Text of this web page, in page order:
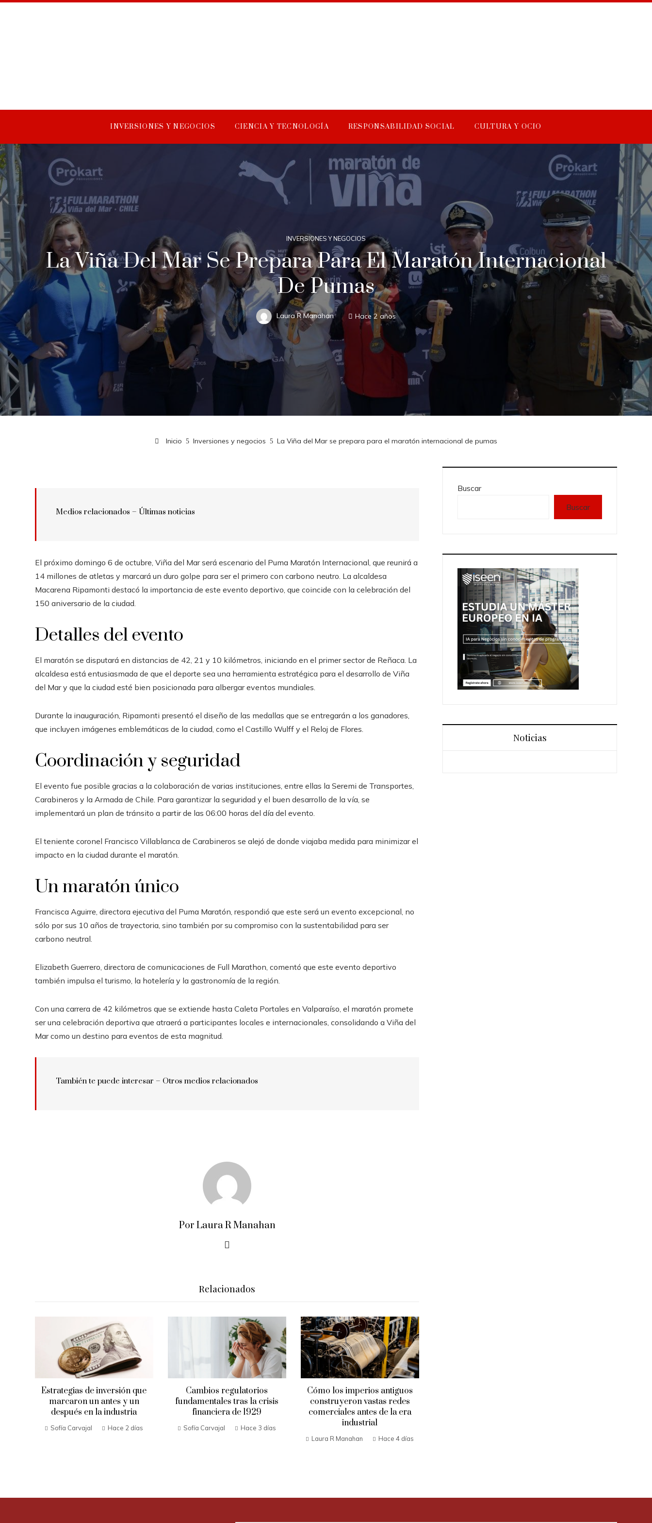
INVERSIONES Y NEGOCIOS CIENCIA Y TECNOLOGÍA RESPONSABILIDAD SOCIAL CULTURA Y OCIO
INVERSIONES Y NEGOCIOS
La Viña Del Mar Se Prepara Para El Maratón Internacional
De Pumas
Laura R Manahan Hace 2 años
Inicio Inversiones y negocios La Viña del Mar se prepara para el maratón internacional de pumas
Medios relacionados – Últimas noticias
El próximo domingo 6 de octubre, Viña del Mar será escenario del Puma Maratón Internacional, que reunirá a
14 millones de atletas y marcará un duro golpe para ser el primero con carbono neutro. La alcaldesa
Macarena Ripamonti destacó la importancia de este evento deportivo, que coincide con la celebración del
150 aniversario de la ciudad.
Detalles del evento
El maratón se disputará en distancias de 42, 21 y 10 kilómetros, iniciando en el primer sector de Reñaca. La
alcaldesa está entusiasmada de que el deporte sea una herramienta estratégica para el desarrollo de Viña
del Mar y que la ciudad esté bien posicionada para albergar eventos mundiales.
Durante la inauguración, Ripamonti presentó el diseño de las medallas que se entregarán a los ganadores,
que incluyen imágenes emblemáticas de la ciudad, como el Castillo Wulff y el Reloj de Flores.
Coordinación y seguridad
El evento fue posible gracias a la colaboración de varias instituciones, entre ellas la Seremi de Transportes,
Carabineros y la Armada de Chile. Para garantizar la seguridad y el buen desarrollo de la vía, se
implementará un plan de tránsito a partir de las 06:00 horas del día del evento.
El teniente coronel Francisco Villablanca de Carabineros se alejó de donde viajaba medida para minimizar el
impacto en la ciudad durante el maratón.
Un maratón único
Francisca Aguirre, directora ejecutiva del Puma Maratón, respondió que este será un evento excepcional, no
sólo por sus 10 años de trayectoria, sino también por su compromiso con la sustentabilidad para ser
carbono neutral.
Elizabeth Guerrero, directora de comunicaciones de Full Marathon, comentó que este evento deportivo
también impulsa el turismo, la hotelería y la gastronomía de la región.
Con una carrera de 42 kilómetros que se extiende hasta Caleta Portales en Valparaíso, el maratón promete
ser una celebración deportiva que atraerá a participantes locales e internacionales, consolidando a Viña del
Mar como un destino para eventos de esta magnitud.
También te puede interesar – Otros medios relacionados
Por Laura R Manahan
Relacionados
Estrategias de inversión que
marcaron un antes y un
después en la industria
Sofía Carvajal Hace 2 días
Cambios regulatorios
fundamentales tras la crisis
financiera de 1929
Sofía Carvajal Hace 3 días
Cómo los imperios antiguos
construyeron vastas redes
comerciales antes de la era
industrial
Laura R Manahan Hace 4 días
Buscar
Buscar
Noticias